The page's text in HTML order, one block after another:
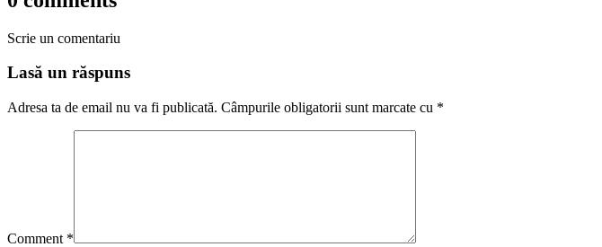
Scrie un comentariu
Lasă un răspuns
Adresa ta de email nu va fi publicată. Câmpurile obligatorii sunt marcate cu *
Comment *